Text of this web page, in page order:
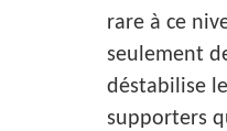
rare à ce
seulement
déstabilise
supporters